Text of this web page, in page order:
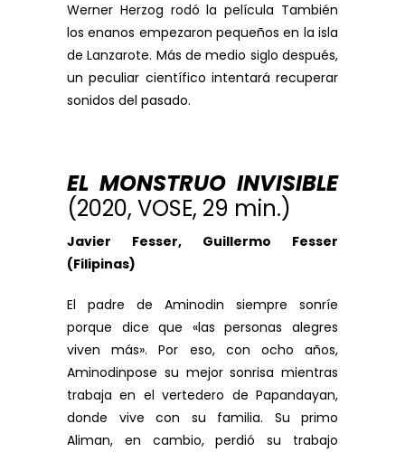
Werner Herzog rodó la película También
los enanos empezaron pequeños en la isla
de Lanzarote. Más de medio siglo después,
un peculiar científico intentará recuperar
sonidos del pasado.
EL MONSTRUO INVISIBLE
(2020, VOSE, 29 min.)
Javier Fesser, Guillermo Fesser
(Filipinas)
El padre de Aminodin siempre sonríe
porque dice que «las personas alegres
viven más». Por eso, con ocho años,
Aminodinpose su mejor sonrisa mientras
trabaja en el vertedero de Papandayan,
donde vive con su familia. Su primo
Aliman, en cambio, perdió su trabajo